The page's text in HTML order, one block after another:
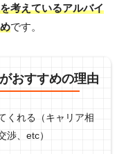
考えているアルバイ
です。
おすすめの理由
くれる（キャリア相
渉、etc）